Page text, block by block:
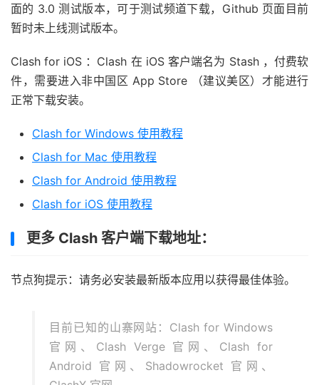
面的 3.0 测试版本，可于测试频道下载，Github 页面目前
暂时未上线测试版本。
Clash for iOS ：Clash 在 iOS 客户端名为 Stash ，付费软
件，需要进入非中国区 App Store （建议美区）才能进行
正常下载安装。
Clash for Windows 使用教程
Clash for Mac 使用教程
Clash for Android 使用教程
Clash for iOS 使用教程
更多 Clash 客户端下载地址：
节点狗提示：请务必安装最新版本应用以获得最佳体验。
目前已知的山寨网站：Clash for Windows
官网、Clash Verge 官网、Clash for
Android 官网、Shadowrocket 官网、